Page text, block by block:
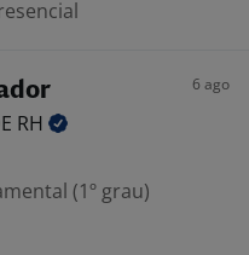
6 ago
RH
(1º grau)